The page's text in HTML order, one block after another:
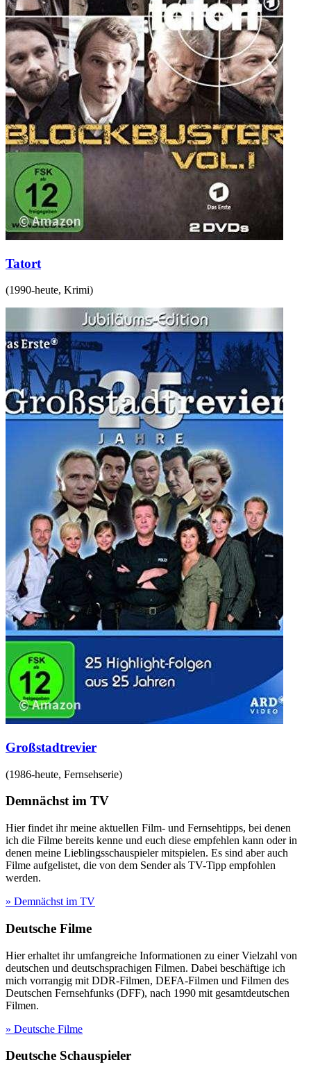
Tatort
(1990-heute, Krimi)
Großstadtrevier
(1986-heute, Fernsehserie)
Demnächst im TV
Hier findet ihr meine aktuellen Film- und Fernsehtipps, bei denen
ich die Filme bereits kenne und euch diese empfehlen kann oder in
denen meine Lieblingsschauspieler mitspielen. Es sind aber auch
Filme aufgelistet, die von dem Sender als TV-Tipp empfohlen
werden.
» Demnächst im TV
Deutsche Filme
Hier erhaltet ihr umfangreiche Informationen zu einer Vielzahl von
deutschen und deutschsprachigen Filmen. Dabei beschäftige ich
mich vorrangig mit DDR-Filmen, DEFA-Filmen und Filmen des
Deutschen Fernsehfunks (DFF), nach 1990 mit gesamtdeutschen
Filmen.
» Deutsche Filme
Deutsche Schauspieler